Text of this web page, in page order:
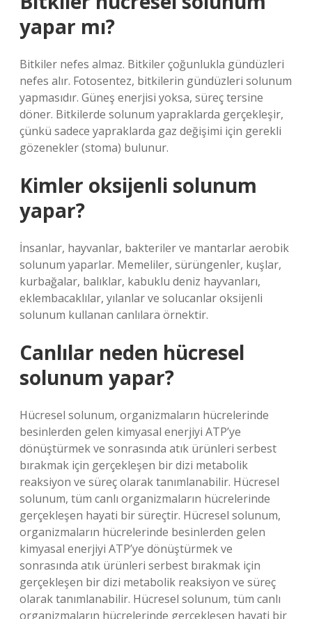
yapar mı?
Bitkiler nefes almaz. Bitkiler çoğunlukla gündüzleri
nefes alır. Fotosentez, bitkilerin gündüzleri solunum
yapmasıdır. Güneş enerjisi yoksa, süreç tersine
döner. Bitkilerde solunum yapraklarda gerçekleşir,
çünkü sadece yapraklarda gaz değişimi için gerekli
gözenekler (stoma) bulunur.
Kimler oksijenli solunum
yapar?
İnsanlar, hayvanlar, bakteriler ve mantarlar aerobik
solunum yaparlar. Memeliler, sürüngenler, kuşlar,
kurbağalar, balıklar, kabuklu deniz hayvanları,
eklembacaklılar, yılanlar ve solucanlar oksijenli
solunum kullanan canlılara örnektir.
Canlılar neden hücresel
solunum yapar?
Hücresel solunum, organizmaların hücrelerinde
besinlerden gelen kimyasal enerjiyi ATP’ye
dönüştürmek ve sonrasında atık ürünleri serbest
bırakmak için gerçekleşen bir dizi metabolik
reaksiyon ve süreç olarak tanımlanabilir. Hücresel
solunum, tüm canlı organizmaların hücrelerinde
gerçekleşen hayati bir süreçtir. Hücresel solunum,
organizmaların hücrelerinde besinlerden gelen
kimyasal enerjiyi ATP’ye dönüştürmek ve
sonrasında atık ürünleri serbest bırakmak için
gerçekleşen bir dizi metabolik reaksiyon ve süreç
olarak tanımlanabilir. Hücresel solunum, tüm canlı
organizmaların hücrelerinde gerçekleşen hayati bir